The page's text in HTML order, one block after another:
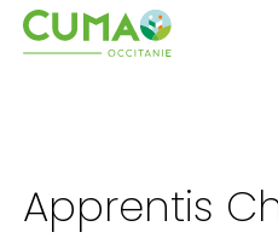
Apprentis